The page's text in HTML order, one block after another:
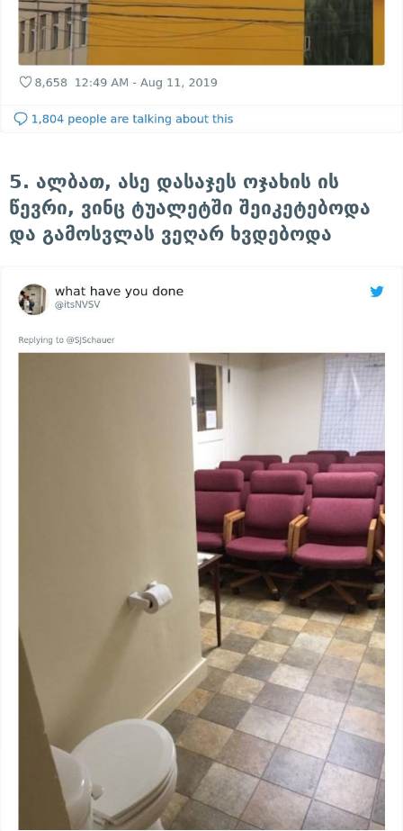
5. ალბათ, ასე დასაჯეს ოჯახის ის
წევრი, ვინც ტუალეტში შეიკეტებოდა
და გამოსვლას ვეღარ ხვდებოდა